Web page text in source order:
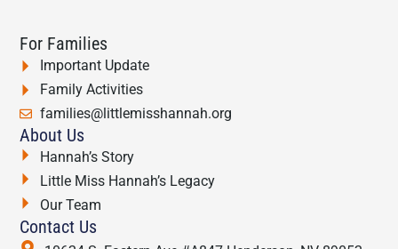
For Families
Important Update
Family Activities
families@littlemisshannah.org
About Us
Hannah’s Story
Little Miss Hannah’s Legacy
Our Team
Contact Us